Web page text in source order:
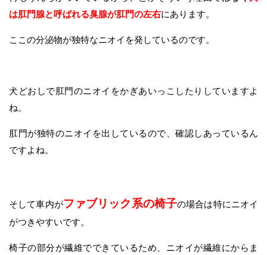
は肛門腺と呼ばれる臭腺が肛門の左右にあります。
ここの分泌物が独特なニオイを発しているのです。
犬どおしで肛門のニオイをかぎあいっこしたりしていますよ
ね。
肛門が独特のニオイを出しているので、確認しあっているん
ですよね。
そして車内がファブリック系の椅子の場合は特にニオイ
がつきやすいです。
椅子の部分が繊維でできているため、ニオイが繊維にからま